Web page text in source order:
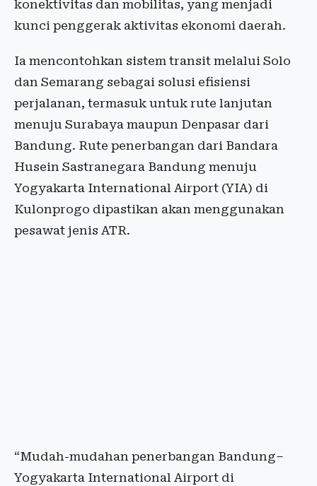
konektivitas dan mobilitas, yang menjadi
kunci penggerak aktivitas ekonomi daerah.
Ia mencontohkan sistem transit melalui Solo
dan Semarang sebagai solusi efisiensi
perjalanan, termasuk untuk rute lanjutan
menuju Surabaya maupun Denpasar dari
Bandung. Rute penerbangan dari Bandara
Husein Sastranegara Bandung menuju
Yogyakarta International Airport (YIA) di
Kulonprogo dipastikan akan menggunakan
pesawat jenis ATR.
“Mudah-mudahan penerbangan Bandung–
Yogyakarta International Airport di